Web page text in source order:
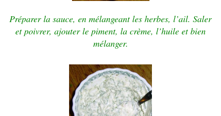
Préparer la sauce, en mélangeant les herbes, l’ail. Saler
et poivrer, ajouter le piment, la crème, l’huile et bien
mélanger.